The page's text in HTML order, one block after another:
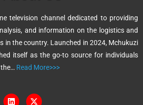
television channel dedicated to providing
and information on the logistics and
in the country. Launched in 2024, Mchukuzi
itself as the go-to source for individuals
Read More>>>